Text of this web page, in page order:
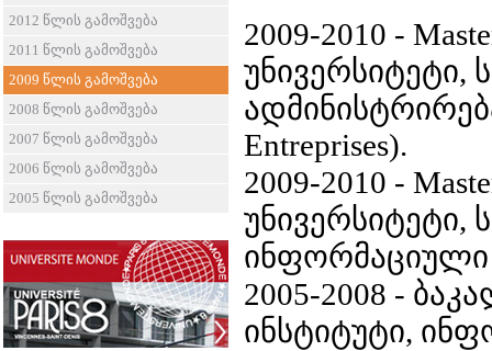
2012 წლის გამოშვება
2011 წლის გამოშვება
2009 წლის გამოშვება
2008 წლის გამოშვება
2007 წლის გამოშვება
2006 წლის გამოშვება
2005 წლის გამოშვება
2009-2010 -
უნივერსიტეტი,
Entreprises).
2009-2010 -
უნივერსიტეტი,
2005-2008 -
ინსტიტუტი,